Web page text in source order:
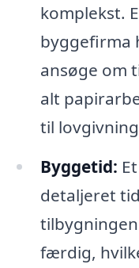
komplekst.
byggefirma
ansøge om
alt
til
Byggetid:
detaljeret
færdig,